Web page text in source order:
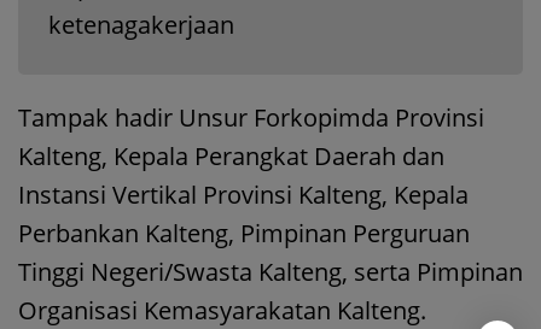
ketenagakerjaan
Tampak hadir Unsur Forkopimda Provinsi
Kalteng, Kepala Perangkat Daerah dan
Instansi Vertikal Provinsi Kalteng, Kepala
Perbankan Kalteng, Pimpinan Perguruan
Tinggi Negeri/Swasta Kalteng, serta Pimpinan
Organisasi Kemasyarakatan Kalteng.